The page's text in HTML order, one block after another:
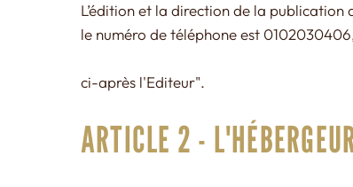
L’édition et la direction de la
le numéro de téléphone est
ci-après l'Editeur".
ARTICLE 2 -